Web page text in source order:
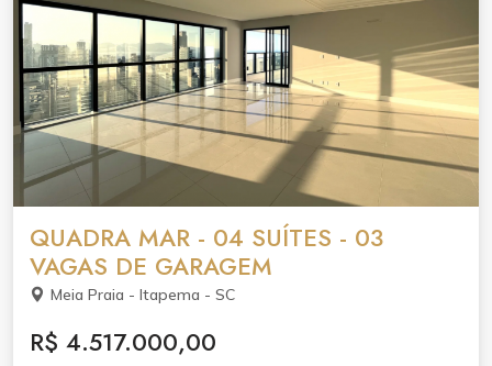
QUADRA MAR - 04 SUÍTES - 03
VAGAS DE GARAGEM
Meia Praia - Itapema - SC
R$ 4.517.000,00